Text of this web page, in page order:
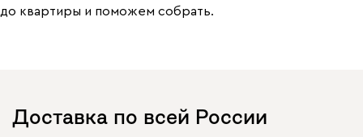
до квартиры и поможем собрать.
Доставка по всей России